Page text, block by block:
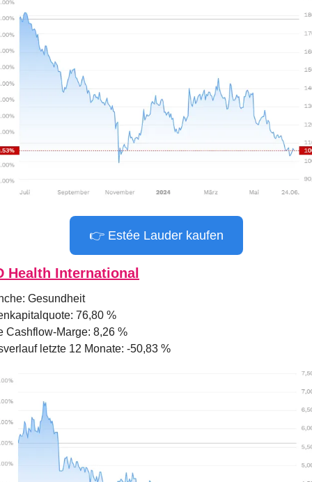
👉 Estée Lauder kaufen
Health International
Gesundheit
76,80 %
Cashflow-Marge: 8,26 %
letzte 12 Monate: -50,83 %